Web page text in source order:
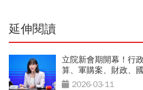
延伸閱讀
立院新會期開幕！行
算、軍購案、財政、
關？2026-03-11